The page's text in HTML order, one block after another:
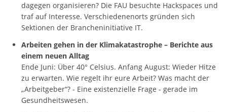
dagegen organisieren? Die FAU besuchte Hackspaces und
traf auf Interesse. Verschiedenenorts gründen sich
Sektionen der Brancheninitiative IT.
Arbeiten gehen in der Klimakatastrophe – Berichte aus
einem neuen Alltag
Ende Juni: Über 40° Celsius. Anfang August: Wieder Hitze
zu erwarten. Wie regelt ihr eure Arbeit? Was macht der
„Arbeitgeber“? - Eine existenzielle Frage - gerade im
Gesundheitswesen.